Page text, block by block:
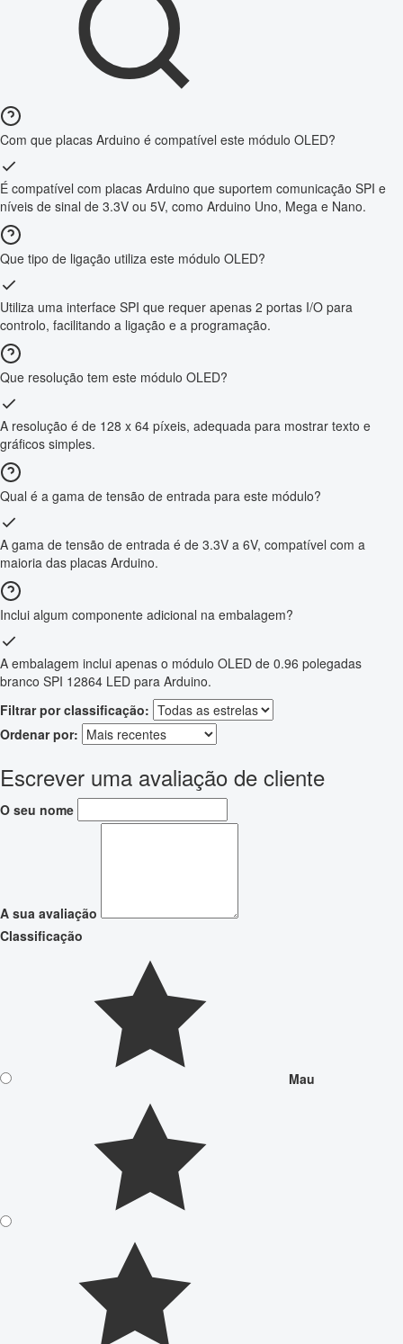
Com que placas Arduino é compatível este módulo OLED?
É compatível com placas Arduino que suportem comunicação SPI e
níveis de sinal de 3.3V ou 5V, como Arduino Uno, Mega e Nano.
Que tipo de ligação utiliza este módulo OLED?
Utiliza uma interface SPI que requer apenas 2 portas I/O para
controlo, facilitando a ligação e a programação.
Que resolução tem este módulo OLED?
A resolução é de 128 x 64 píxeis, adequada para mostrar texto e
gráficos simples.
Qual é a gama de tensão de entrada para este módulo?
A gama de tensão de entrada é de 3.3V a 6V, compatível com a
maioria das placas Arduino.
Inclui algum componente adicional na embalagem?
A embalagem inclui apenas o módulo OLED de 0.96 polegadas
branco SPI 12864 LED para Arduino.
Filtrar por classificação:
Ordenar por:
Escrever uma avaliação de cliente
O seu nome
A sua avaliação
Classificação
Mau